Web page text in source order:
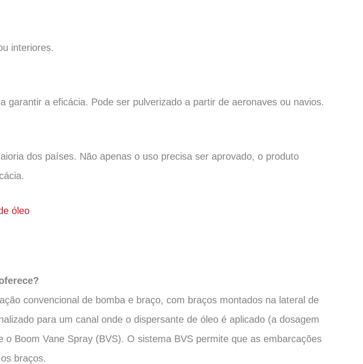
interiores.
garantir a eficácia. Pode ser pulverizado a partir de aeronaves ou navios.
dos países. Não apenas o uso precisa ser aprovado, o produto
óleo
convencional de bomba e braço, com braços montados na lateral de
para um canal onde o dispersante de óleo é aplicado (a dosagem
Boom Vane Spray (BVS). O sistema BVS permite que as embarcações
braços.